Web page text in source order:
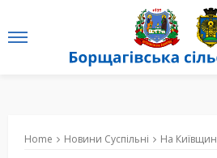
Home Новини Суспільні На Київщині працює